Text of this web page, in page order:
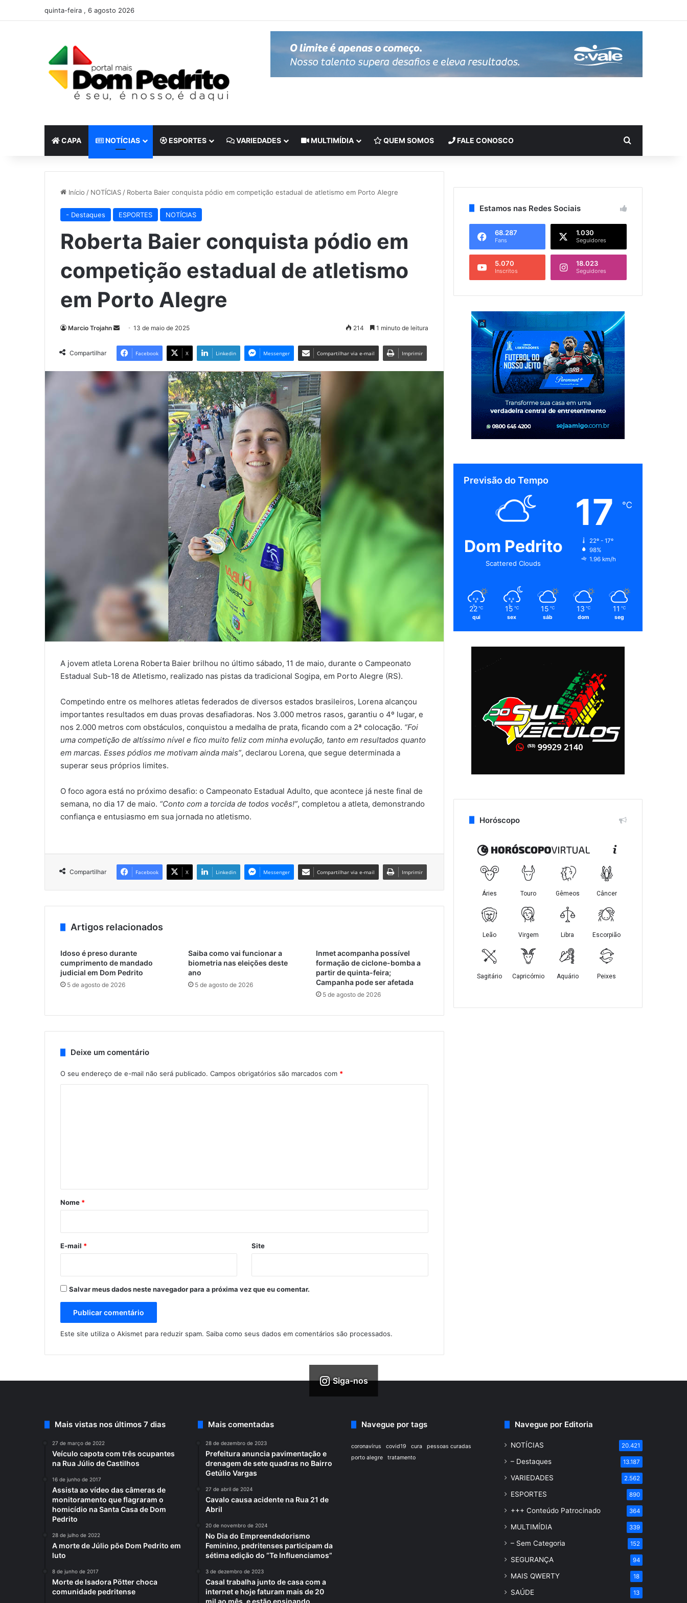
quinta-feira , 6 agosto 2026
CAPA NOTÍCIAS ESPORTES VARIEDADES MULTIMÍDIA QUEM SOMOS FALE CONOSCO
Início / NOTÍCIAS / Roberta Baier conquista pódio em competição estadual de atletismo em Porto Alegre
- Destaques ESPORTES NOTÍCIAS
Roberta Baier conquista pódio em
competição estadual de atletismo
em Porto Alegre
Marcio Trojahn
Mande
e-
13 de maio de 2025 214 1 minuto de leitura
Compartilhar Facebook X Linkedin Messenger Compartilhar via e-mail Imprimir
A jovem atleta Lorena Roberta Baier brilhou no último sábado, 11 de maio, durante o Campeonato
Estadual Sub-18 de Atletismo, realizado nas pistas da tradicional Sogipa, em Porto Alegre (RS).
Competindo entre os melhores atletas federados de diversos estados brasileiros, Lorena alcançou
importantes resultados em duas provas desafiadoras. Nos 3.000 metros rasos, garantiu o 4º lugar, e
nos 2.000 metros com obstáculos, conquistou a medalha de prata, ficando com a 2ª colocação. “Foi
uma competição de altíssimo nível e fico muito feliz com minha evolução, tanto em resultados quanto
em marcas. Esses pódios me motivam ainda mais”, declarou Lorena, que segue determinada a
superar seus próprios limites.
O foco agora está no próximo desafio: o Campeonato Estadual Adulto, que acontece já neste final de
semana, no dia 17 de maio. “Conto com a torcida de todos vocês!”, completou a atleta, demonstrando
confiança e entusiasmo em sua jornada no atletismo.
Compartilhar Facebook X Linkedin Messenger Compartilhar via e-mail Imprimir
Artigos relacionados
Idoso é preso durante
cumprimento de mandado
judicial em Dom Pedrito
5 de agosto de 2026
Saiba como vai funcionar a
biometria nas eleições deste
ano
5 de agosto de 2026
Inmet acompanha possível
formação de ciclone-bomba a
partir de quinta-feira;
Campanha pode ser afetada
5 de agosto de 2026
Deixe um comentário
O seu endereço de e-mail não será publicado. Campos obrigatórios são marcados com *
r
*
Nome *
E-mail * Site
Salvar meus dados neste navegador para a próxima vez que eu comentar.
Este site utiliza o Akismet para reduzir spam. Saiba como seus dados em comentários são processados.
Estamos nas Redes Sociais
68.287
Fans
1.030
Seguidores
5.070
Inscritos
18.023
Seguidores
Previsão do Tempo
Dom Pedrito
Scattered Clouds
17 ℃
22º - 17º
98%
1.96 km/h
22 ℃
qui
15 ℃
sex
15 ℃
sáb
13 ℃
dom
11 ℃
seg
Horóscopo
Siga-nos
Mais vistas nos últimos 7 dias
27 de março de 2022
Veículo capota com três ocupantes
na Rua Júlio de Castilhos
16 de junho de 2017
Assista ao vídeo das câmeras de
monitoramento que flagraram o
homicídio na Santa Casa de Dom
Pedrito
28 de julho de 2022
A morte de Júlio põe Dom Pedrito em
luto
8 de junho de 2017
Morte de Isadora Pötter choca
comunidade pedritense
Mais comentadas
28 de dezembro de 2023
Prefeitura anuncia pavimentação e
drenagem de sete quadras no Bairro
Getúlio Vargas
27 de abril de 2024
Cavalo causa acidente na Rua 21 de
Abril
20 de novembro de 2024
No Dia do Empreendedorismo
Feminino, pedritenses participam da
sétima edição do “Te Influenciamos”
3 de dezembro de 2023
Casal trabalha junto de casa com a
internet e hoje faturam mais de 20
Navegue por tags
coronavírus covid19 cura
pessoas curadas
porto alegre
tratamento
Navegue por Editoria
NOTÍCIAS 20.421
– Destaques 13.187
VARIEDADES 2.562
ESPORTES 890
+++ Conteúdo Patrocinado 364
MULTIMÍDIA 339
– Sem Categoria 152
SEGURANÇA 94
MAIS QWERTY 18
SAÚDE 13